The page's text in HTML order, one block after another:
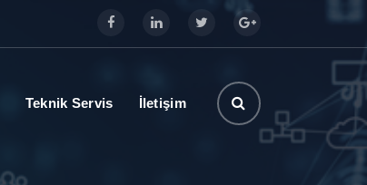
Teknik Servis İletişim